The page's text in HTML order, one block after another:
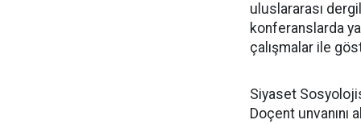
uluslararası
konferanslarda
çalışmalar ile
Siyaset
Doçent unvanını